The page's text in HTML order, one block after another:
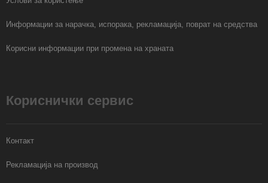
Информации за нарачка, испорака, рекламација, поврат на средства
Корисни информации при промена на храната
Кориснички сервис
Контакт
Рекламација на производ